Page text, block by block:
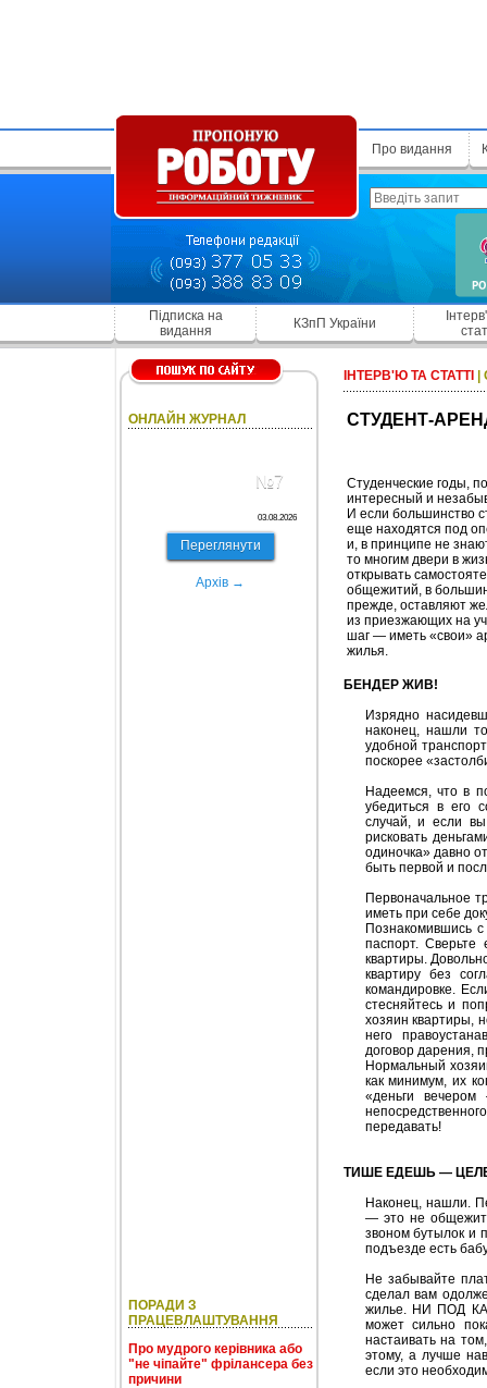
Про видання
Підписка на
видання
КЗпП України
ОНЛАЙН ЖУРНАЛ
№7
03.08.2026
Переглянути
Архів →
ПОРАДИ З
ПРАЦЕВЛАШТУВАННЯ
Про мудрого керівника або
"не чіпайте" фрілансера без
причини
ІНТЕРВ'Ю ТА СТАТТІ
СТУДЕНТ-
Студенческие годы,
интересный и
И если большинство
еще находятся под
и, в принципе не
то многим двери в
открывать
общежитий, в
прежде, оставляют
из приезжающих на
шаг — иметь «свои»
жилья.
БЕНДЕР ЖИВ!
Изрядно
наконец, нашли
удобной
поскорее
Надеемся, что в
убедиться в его
случай, и если
рисковать
одиночка» давно
быть первой и
Первоначальное
иметь при себе
Познакомившись
паспорт. Сверьте
квартиры.
квартиру без
командировке.
стесняйтесь и
хозяин квартиры,
него
договор дарения,
Нормальный
как минимум, их
«деньги
передавать!
ТИШЕ ЕДЕШЬ —
Наконец, нашли.
— это не
звоном бутылок и
подъезде есть
Не забывайте
сделал вам
жилье. НИ ПОД
может сильно
настаивать на
этому, а лучше
если это